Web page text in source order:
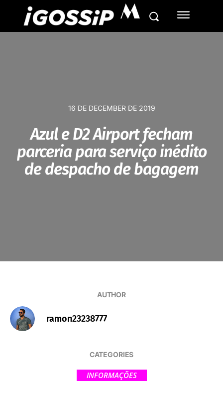
M
16 DE DECEMBER DE 2019
Azul e D2 Airport fecham
parceria para serviço inédito
de despacho de bagagem
AUTHOR
ramon23238777
CATEGORIES
INFORMAÇÕES